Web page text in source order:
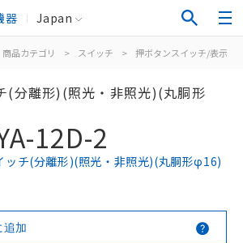
器 Japan
商品カテゴリ > スイッチ > 押ボタンスイッチ/表示灯
(分離形)(照光・非照光)(丸胴形
12D-2
ッチ(分離形)(照光・非照光)(丸胴形φ16)
追加